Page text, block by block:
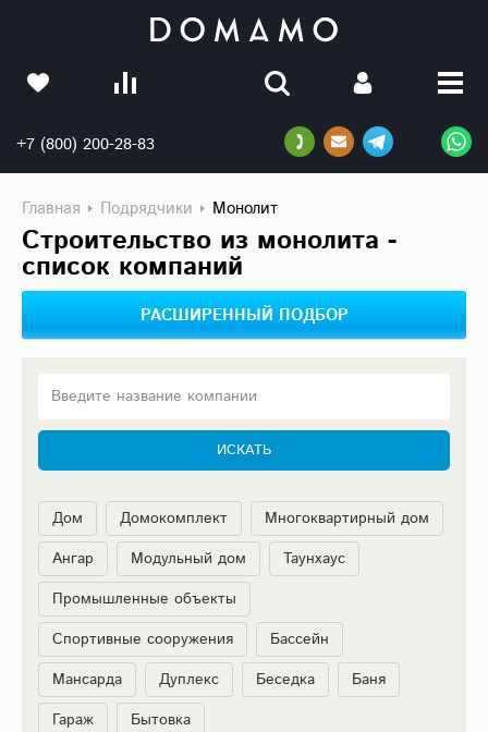
+7 (800) 200-28-83
Главная Подрядчики Монолит
Строительство из монолита -
список компаний
РАСШИРЕННЫЙ ПОДБОР
Введите название компании
ИСКАТЬ
Дом Домокомплект
Многоквартирный дом
Ангар
Модульный дом
Таунхаус
Промышленные объекты
Спортивные сооружения
Бассейн
Мансарда
Дуплекс Беседка
Баня
Гараж
Бытовка